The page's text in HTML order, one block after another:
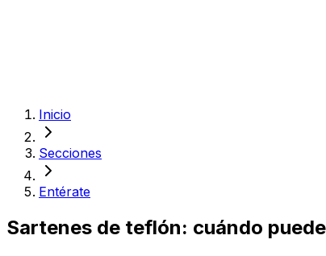
Inicio
Secciones
Entérate
Sartenes de teflón: cuándo